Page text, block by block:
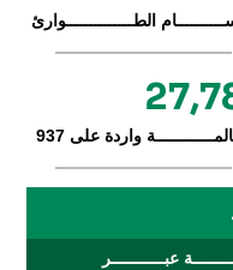
الطــــــــــــــوارئ
واردة على 937
عبـــــــــــر